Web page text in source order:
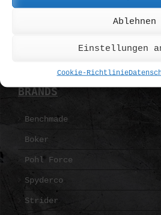
Ablehnen
Einstellungen
Cookie-Richtlinie
Custom Orders:
+/-
Information
BRANDS
Benchmade
Boker
Pohl Force
Spyderco
Strider